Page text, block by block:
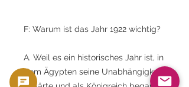
F: Warum ist das Jahr 1922 wichtig?
A. Weil es ein historisches Jahr ist, in
dem Ägypten seine Unabhängigkeit